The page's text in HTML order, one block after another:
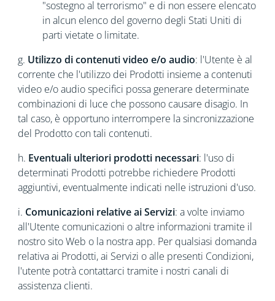
"sostegno al terrorismo" e di non essere elencato
in alcun elenco del governo degli Stati Uniti di
parti vietate o limitate.
g. Utilizzo di contenuti video e/o audio: l'Utente è al
corrente che l'utilizzo dei Prodotti insieme a contenuti
video e/o audio specifici possa generare determinate
combinazioni di luce che possono causare disagio. In
tal caso, è opportuno interrompere la sincronizzazione
del Prodotto con tali contenuti.
h. Eventuali ulteriori prodotti necessari: l'uso di
determinati Prodotti potrebbe richiedere Prodotti
aggiuntivi, eventualmente indicati nelle istruzioni d'uso.
i. Comunicazioni relative ai Servizi: a volte inviamo
all'Utente comunicazioni o altre informazioni tramite il
nostro sito Web o la nostra app. Per qualsiasi domanda
relativa ai Prodotti, ai Servizi o alle presenti Condizioni,
l'utente potrà contattarci tramite i nostri canali di
assistenza clienti.